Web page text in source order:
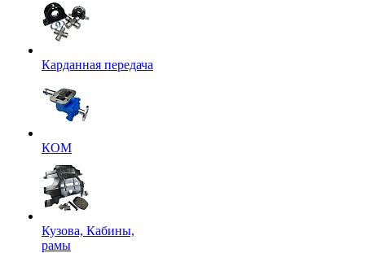
Карданная передача
КОМ
Кузова, Кабины,
рамы